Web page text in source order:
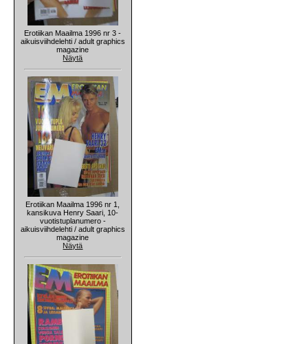
Erotiikan Maailma 1996 nr 3 -
aikuisviihdelehti / adult graphics
magazine
Näytä
Erotiikan Maailma 1996 nr 1,
kansikuva Henry Saari, 10-
vuotistuplanumero -
aikuisviihdelehti / adult graphics
magazine
Näytä